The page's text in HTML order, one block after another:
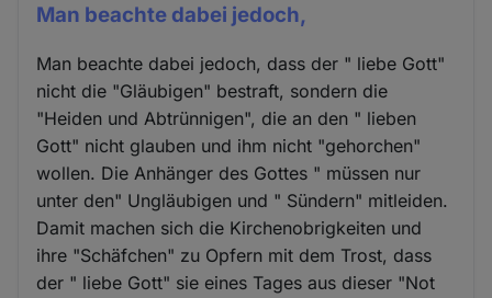
Man beachte dabei jedoch,
Man beachte dabei jedoch, dass der " liebe Gott"
nicht die "Gläubigen" bestraft, sondern die
"Heiden und Abtrünnigen", die an den " lieben
Gott" nicht glauben und ihm nicht "gehorchen"
wollen. Die Anhänger des Gottes " müssen nur
unter den" Ungläubigen und " Sündern" mitleiden.
Damit machen sich die Kirchenobrigkeiten und
ihre "Schäfchen" zu Opfern mit dem Trost, dass
der " liebe Gott" sie eines Tages aus dieser "Not